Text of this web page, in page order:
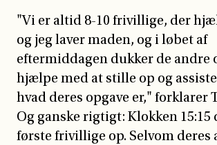
"Vi er altid 8-10 frivillige, der
og jeg laver maden, og i løbet af
eftermiddagen dukker de andre
hjælpe med at stille op og
hvad deres opgave er," forklarer
Og ganske rigtigt: Klokken 15:15
første frivillige op. Selvom deres